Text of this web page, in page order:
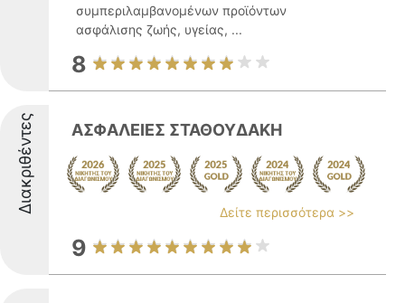
συμπεριλαμβανομένων προϊόντων
ασφάλισης ζωής, υγείας, ...
8
Διακριθέντες ΑΣΦΑΛΕΙΕΣ ΣΤΑΘΟΥΔΑΚΗ
Δείτε περισσότερα >>
9